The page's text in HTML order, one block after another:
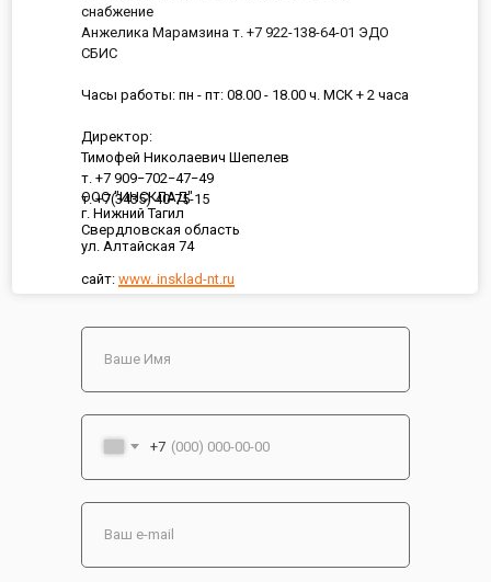
ООО "ИНСКЛАД"
г. Нижний Тагил
Свердловская область
ул. Алтайская 74
сайт: www. insklad-nt.ru
снабжение
Анжелика Марамзина т. +7 922-138-64-01 ЭДО
СБИС
Часы работы: пн - пт: 08.00 - 18.00 ч. МСК + 2 часа
Директор:
Тимофей Николаевич Шепелев
т. +7 909−702−47−49
т. +7(3435) 40-75-15
+7